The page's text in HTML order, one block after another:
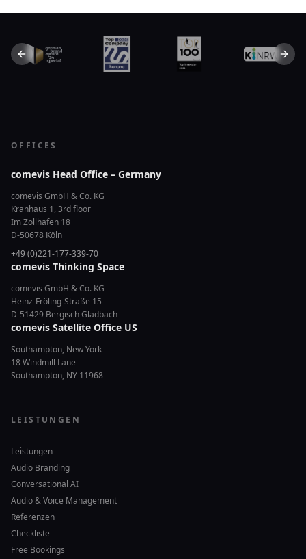
Previous slide
OFFICES
comevis Head Office – Germany
comevis GmbH & Co. KG
Kranhaus 1, 3rd floor
Im Zollhafen 18
D-50678 Köln
+49 (0)221-177-339-70
comevis Thinking Space
comevis GmbH & Co. KG
Heinz-Fröling-Straße 15
D-51429 Bergisch Gladbach
comevis Satellite Office US
Southampton, New York
18 Windmill Lane
Southampton, NY 11968
LEISTUNGEN
Leistungen
Audio Branding
Conversational AI
Audio & Voice Management
Referenzen
Checkliste
Free Bookings